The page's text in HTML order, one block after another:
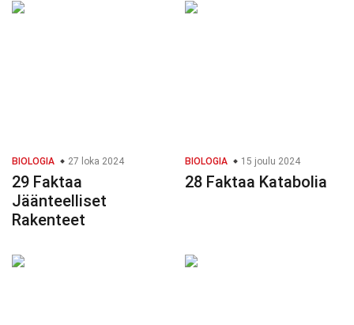
BIOLOGIA 27 loka 2024
29 Faktaa
Jäänteelliset
Rakenteet
BIOLOGIA 15 joulu 2024
28 Faktaa Katabolia